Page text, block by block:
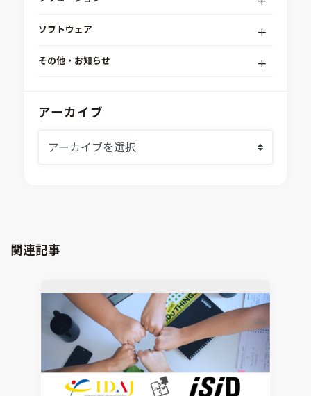
組込みソフトウェア開発プラットフォーム
システムシミュレーション
CAD連携・CAE業務支援
MBDプロセス構築コンサルティング
CAEエンジニアリングコンサルティング
音響設計
CAE分野におけるAIコンサルティング
システム構築と開発
ソフトウェア
modeFRONTIER
Ansys SCADE
Virtual Environment
iconCFD
SIMULIA Abaqus Unified FEA
Simcenter Flotherm
Simcenter Flotherm XT
Ansys Electronics
その他・お知らせ
IDAJからのお知らせ
アーカイブ
関連記事